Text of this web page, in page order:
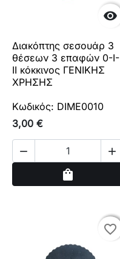

Διακόπτης σεσουάρ 3
θέσεων 3 επαφών 0-I-
II κόκκινος ΓΕΝΙΚΗΣ
ΧΡΗΣΗΣ
Κωδικός: DIME0010
3,00 €
 
shopping_bag
favorite_border
favorite_border